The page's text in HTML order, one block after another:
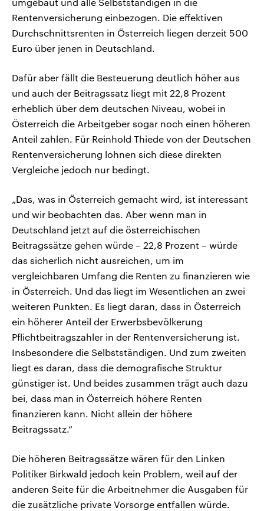
umgebaut und alle Selbstständigen in die
Rentenversicherung einbezogen. Die effektiven
Durchschnittsrenten in Österreich liegen derzeit 500
Euro über jenen in Deutschland.
Dafür aber fällt die Besteuerung deutlich höher aus
und auch der Beitragssatz liegt mit 22,8 Prozent
erheblich über dem deutschen Niveau, wobei in
Österreich die Arbeitgeber sogar noch einen höheren
Anteil zahlen. Für Reinhold Thiede von der Deutschen
Rentenversicherung lohnen sich diese direkten
Vergleiche jedoch nur bedingt.
„Das, was in Österreich gemacht wird, ist interessant
und wir beobachten das. Aber wenn man in
Deutschland jetzt auf die österreichischen
Beitragssätze gehen würde – 22,8 Prozent – würde
das sicherlich nicht ausreichen, um im
vergleichbaren Umfang die Renten zu finanzieren wie
in Österreich. Und das liegt im Wesentlichen an zwei
weiteren Punkten. Es liegt daran, dass in Österreich
ein höherer Anteil der Erwerbsbevölkerung
Pflichtbeitragszahler in der Rentenversicherung ist.
Insbesondere die Selbstständigen. Und zum zweiten
liegt es daran, dass die demografische Struktur
günstiger ist. Und beides zusammen trägt auch dazu
bei, dass man in Österreich höhere Renten
finanzieren kann. Nicht allein der höhere
Beitragssatz.“
Die höheren Beitragssätze wären für den Linken
Politiker Birkwald jedoch kein Problem, weil auf der
anderen Seite für die Arbeitnehmer die Ausgaben für
die zusätzliche private Vorsorge entfallen würde.